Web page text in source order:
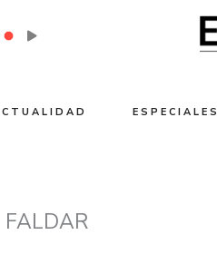
ESPECIALES
FALDAR